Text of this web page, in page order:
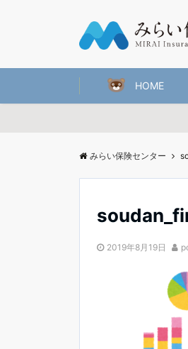
HOME
みらい保険センター
2019年8月19日